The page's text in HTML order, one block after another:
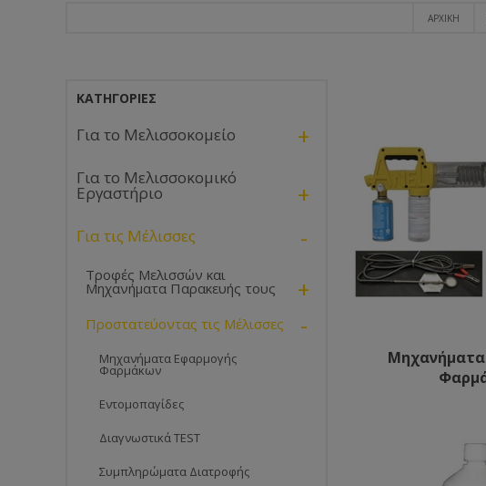
ΑΡΧΙΚΉ
ΚΑΤΗΓΟΡΊΕΣ
Για το Μελισσοκομείο +
Για το Μελισσοκομικό
Εργαστήριο +
Για τις Μέλισσες -
Τροφές Μελισσών και
Μηχανήματα Παρακευής τους +
Προστατεύοντας τις Μέλισσες -
Μηχανήματα Εφαρμογής
Φαρμάκων
Εντομοπαγίδες
Διαγνωστικά TEST
Συμπληρώματα Διατροφής